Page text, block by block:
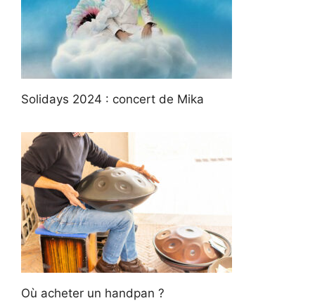
Solidays 2024 : concert de Mika
Où acheter un handpan ?